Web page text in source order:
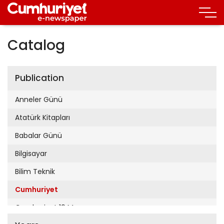
Catalog
Publication
Anneler Günü
Atatürk Kitapları
Babalar Günü
Bilgisayar
Bilim Teknik
Cumhuriyet
Cumhuriyet 19 Mayıs